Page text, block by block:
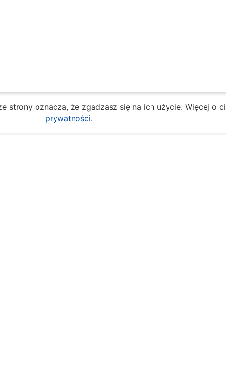
strony oznacza, że zgadzasz się na ich użycie. Więcej o
prywatności.